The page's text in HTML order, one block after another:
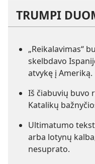
TRUMPI
„Reikalavimas“
skelbdavo
atvykę į Ameriką.
Iš čiabuvių buvo
Katalikų
Ultimatumo
arba lotynų
nesuprato.